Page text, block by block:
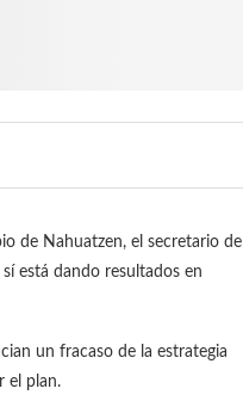
de Nahuatzen, el secretario de
está dando resultados en
un fracaso de la estrategia
el plan.